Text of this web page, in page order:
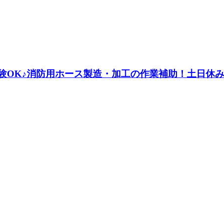
OK♪消防用ホース製造・加工の作業補助！土日休